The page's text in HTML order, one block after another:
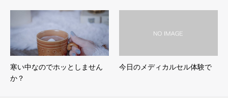
寒い中なのでホッとしません
か？
今日のメディカルセル体験で